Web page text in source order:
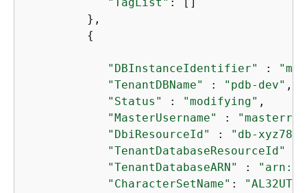
         },
{
"DBInstanceIdentifier" :
"TenantDBName"
: "pdb-dev" ,
"Status"
: "modifying" ,
"MasterUsername"
:
"DbiResourceId"
: "db-xyz789"
"TenantDatabaseResourceId"
"TenantDatabaseARN"
:
"CharacterSetName" :